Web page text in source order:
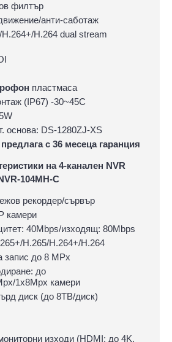
филтър
анти-саботаж
H.264 dual stream
пластмаса
(IP67) -30~45C
основа: DS-1280ZJ-XS
с 36 месеца гаранция
на 4-канален NVR
104MH-C
рекордер/сървър
камери
40Mbps/изходящ: 80Mbps
H.265/H.264+/H.264
запис до 8 MPx
до
1x8Mpx камери
диск (до 8ТВ/диск)
изходи (HDMI: до 4K,